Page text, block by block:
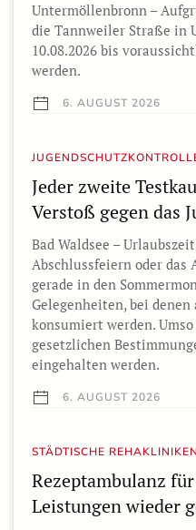
Untermöllenbronn –
die Tannweiler Straße in
10.08.2026 bis
werden.
6. AUGUST 2026
Jeder zweite
Verstoß gegen das
Bad Waldsee –
Abschlussfeiern oder das
gerade in den
Gelegenheiten, bei
konsumiert werden.
gesetzlichen
eingehalten werden.
6. AUGUST 2026
STÄDTISCHE REHAKLINIKEN
Rezeptambulanz
Leistungen wieder